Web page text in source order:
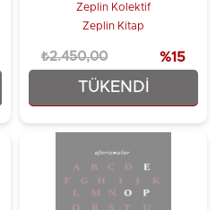
TÜKENDI
Zeplin Kolektif
Zeplin Kitap
₺2.082,50
₺2.450,00 %15